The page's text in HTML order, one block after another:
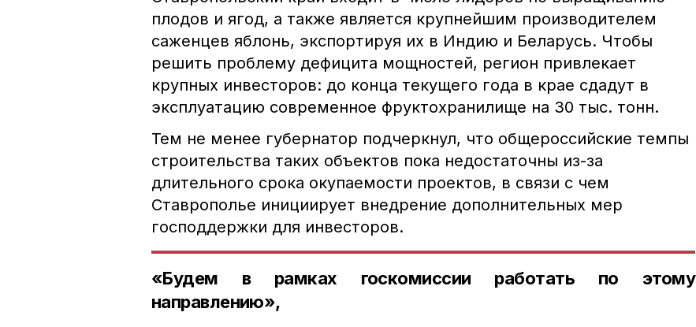
плодов и ягод, а также является крупнейшим производителем
саженцев яблонь, экспортируя их в Индию и Беларусь. Чтобы
решить проблему дефицита мощностей, регион привлекает
крупных инвесторов: до конца текущего года в крае сдадут в
эксплуатацию современное фруктохранилище на 30 тыс. тонн.
Тем не менее губернатор подчеркнул, что общероссийские темпы
строительства таких объектов пока недостаточны из-за
длительного срока окупаемости проектов, в связи с чем
Ставрополье инициирует внедрение дополнительных мер
господдержки для инвесторов.
«Будем в рамках госкомиссии работать по этому
направлению»,